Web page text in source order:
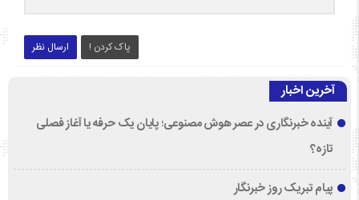
ارسال نظر پاک کردن !
آخرین اخبار
آینده خبرنگاری در عصر هوش مصنوعی؛ پایان یک حرفه یا آغاز فصلی
تازه؟
پیام تبریک روز خبرنگار